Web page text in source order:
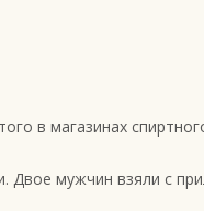
в магазинах
мужчин взяли с